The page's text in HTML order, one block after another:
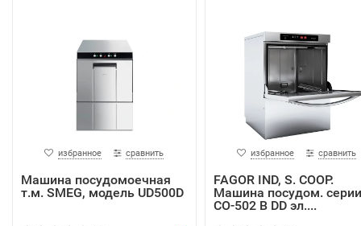
избранное сравнить
Машина посудомоечная
т.м. SMEG, модель UD500D
избранное сравнить
FAGOR IND, S. COOP.
Машина посудом. серии
CO-502 B DD эл....